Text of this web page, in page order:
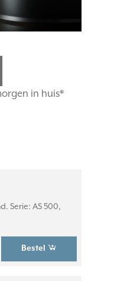
in huis*
Serie: AS 500,
Bestel